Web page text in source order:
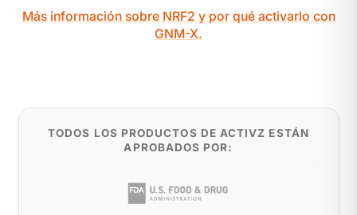
Más información sobre NRF2 y por qué activarlo con
GNM-X.
TODOS LOS PRODUCTOS DE ACTIVZ ESTÁN
APROBADOS POR: